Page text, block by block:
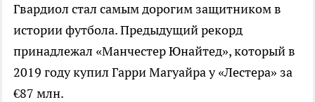
Гвардиол стал самым дорогим защитником в
истории футбола. Предыдущий рекорд
принадлежал «Манчестер Юнайтед», который в
2019 году купил Гарри Магуайра у «Лестера» за
€87 млн.